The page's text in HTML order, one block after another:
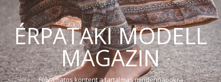
ÉRPATAKI MODELL
MAGAZIN
Folyamatos kontent a tartalmas mindennapokra